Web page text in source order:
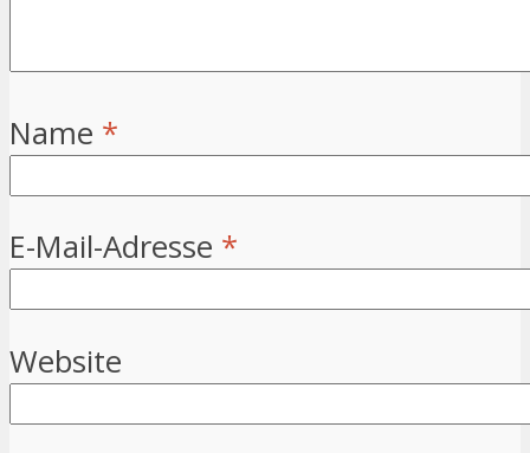
Name *
E-Mail-Adresse *
Website